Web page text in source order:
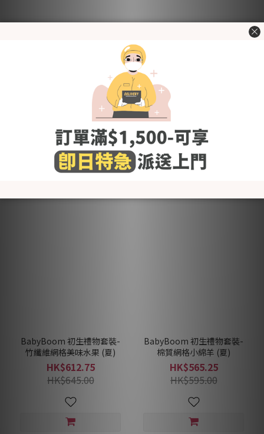
BabyBoom 初生禮物套裝-
棉質通花小野花 (夏)
HK$612.75
BabyBoom 初生禮物套裝-
竹纖維網格海洋世界 (夏)
HK$612.75
HK$645.00
BabyBoom 初生禮物套裝-
竹纖維網格美味水果 (夏)
HK$612.75
HK$645.00
BabyBoom 初生禮物套裝-
棉質網格小綿羊 (夏)
HK$565.25
HK$595.00